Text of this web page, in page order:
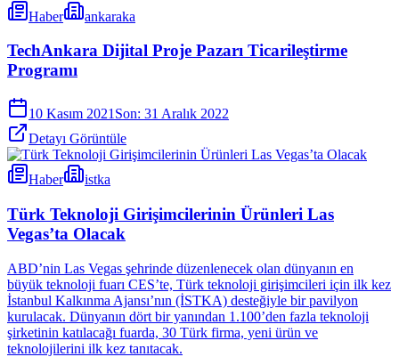
Haber
ankaraka
TechAnkara Dijital Proje Pazarı Ticarileştirme
Programı
10 Kasım 2021 Son: 31 Aralık 2022
Detayı Görüntüle
Haber istka
Türk Teknoloji Girişimcilerinin Ürünleri Las
Vegas’ta Olacak
ABD’nin Las Vegas şehrinde düzenlenecek olan dünyanın en
büyük teknoloji fuarı CES’te, Türk teknoloji girişimcileri için ilk kez
İstanbul Kalkınma Ajansı’nın (İSTKA) desteğiyle bir pavilyon
kurulacak. Dünyanın dört bir yanından 1.100’den fazla teknoloji
şirketinin katılacağı fuarda, 30 Türk firma, yeni ürün ve
teknolojilerini ilk kez tanıtacak.